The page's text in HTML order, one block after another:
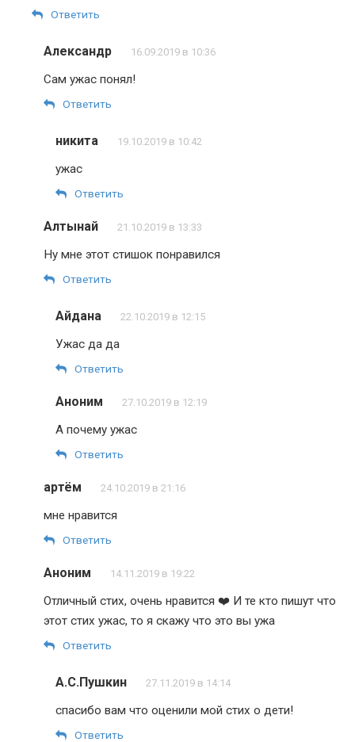
Ответить
Александр 16.09.2019 в 10:36
Сам ужас понял!
Ответить
никита 19.10.2019 в 10:42
ужас
Ответить
Алтынай 21.10.2019 в 13:33
Ну мне этот стишок понравился
Ответить
Айдана 22.10.2019 в 12:15
Ужас да да
Ответить
Аноним 27.10.2019 в 12:19
А почему ужас
Ответить
артём 24.10.2019 в 21:16
мне нравится
Ответить
Аноним 14.11.2019 в 19:22
Отличный стих, очень нравится ❤️ И те кто пишут что
этот стих ужас, то я скажу что это вы ужа
Ответить
А.С.Пушкин 27.11.2019 в 14:14
спасибо вам что оценили мой стих о дети!
Ответить